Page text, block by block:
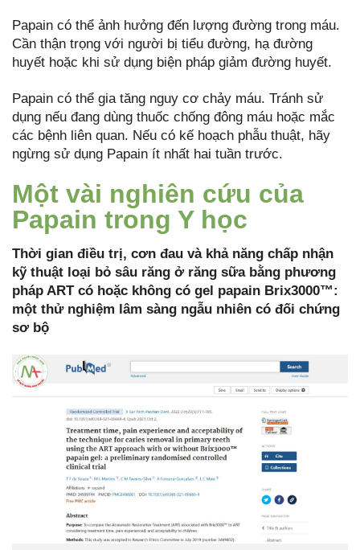
Papain có thể ảnh hưởng đến lượng đường trong máu.
Cần thận trọng với người bị tiểu đường, hạ đường
huyết hoặc khi sử dụng biện pháp giảm đường huyết.
Papain có thể gia tăng nguy cơ chảy máu. Tránh sử
dụng nếu đang dùng thuốc chống đông máu hoặc mắc
các bệnh liên quan. Nếu có kế hoạch phẫu thuật, hãy
ngừng sử dụng Papain ít nhất hai tuần trước.
Một vài nghiên cứu của
Papain trong Y học
Thời gian điều trị, cơn đau và khả năng chấp nhận
kỹ thuật loại bỏ sâu răng ở răng sữa bằng phương
pháp ART có hoặc không có gel papain Brix3000™:
một thử nghiệm lâm sàng ngẫu nhiên có đối chứng
sơ bộ